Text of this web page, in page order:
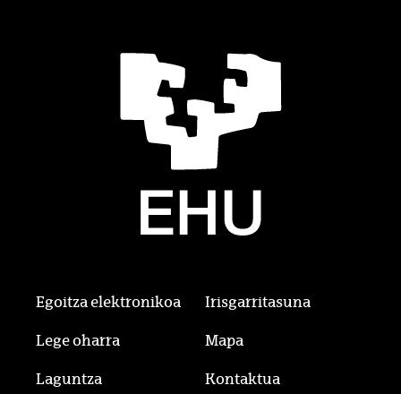
Egoitza elektronikoa Irisgarritasuna
Lege oharra Mapa
Laguntza Kontaktua